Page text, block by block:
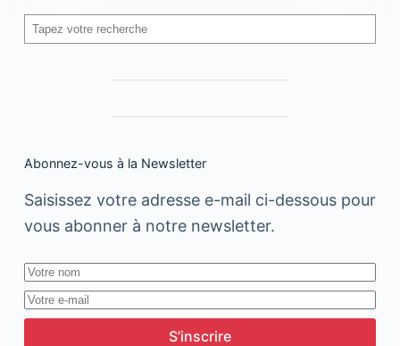
Rechercher
Abonnez-vous à la Newsletter
Saisissez votre adresse e-mail ci-dessous pour
vous abonner à notre newsletter.
S’inscrire